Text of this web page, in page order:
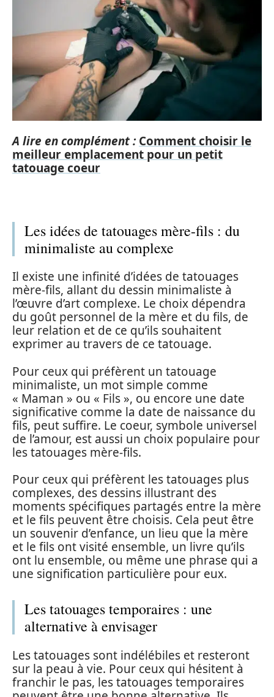
A lire en complément : Comment choisir le
meilleur emplacement pour un petit
tatouage coeur
Les idées de tatouages mère-fils : du
minimaliste au complexe
Il existe une infinité d’idées de tatouages
mère-fils, allant du dessin minimaliste à
l’œuvre d’art complexe. Le choix dépendra
du goût personnel de la mère et du fils, de
leur relation et de ce qu’ils souhaitent
exprimer au travers de ce tatouage.
Pour ceux qui préfèrent un tatouage
minimaliste, un mot simple comme
« Maman » ou « Fils », ou encore une date
significative comme la date de naissance du
fils, peut suffire. Le coeur, symbole universel
de l’amour, est aussi un choix populaire pour
les tatouages mère-fils.
Pour ceux qui préfèrent les tatouages plus
complexes, des dessins illustrant des
moments spécifiques partagés entre la mère
et le fils peuvent être choisis. Cela peut être
un souvenir d’enfance, un lieu que la mère
et le fils ont visité ensemble, un livre qu’ils
ont lu ensemble, ou même une phrase qui a
une signification particulière pour eux.
Les tatouages temporaires : une
alternative à envisager
Les tatouages sont indélébiles et resteront
sur la peau à vie. Pour ceux qui hésitent à
franchir le pas, les tatouages temporaires